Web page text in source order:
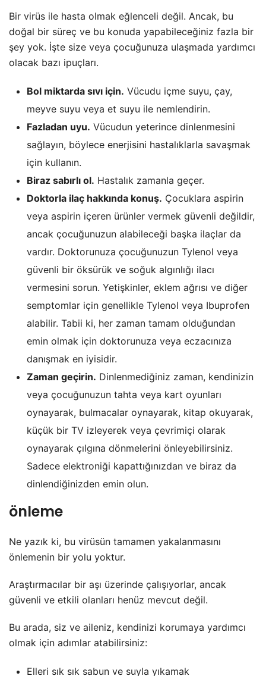
Bir virüs ile hasta olmak eğlenceli değil. Ancak, bu
doğal bir süreç ve bu konuda yapabileceğiniz fazla bir
şey yok. İşte size veya çocuğunuza ulaşmada yardımcı
olacak bazı ipuçları.
Bol miktarda sıvı için. Vücudu içme suyu, çay,
meyve suyu veya et suyu ile nemlendirin.
Fazladan uyu. Vücudun yeterince dinlenmesini
sağlayın, böylece enerjisini hastalıklarla savaşmak
için kullanın.
Biraz sabırlı ol. Hastalık zamanla geçer.
Doktorla ilaç hakkında konuş. Çocuklara aspirin
veya aspirin içeren ürünler vermek güvenli değildir,
ancak çocuğunuzun alabileceği başka ilaçlar da
vardır. Doktorunuza çocuğunuzun Tylenol veya
güvenli bir öksürük ve soğuk algınlığı ilacı
vermesini sorun. Yetişkinler, eklem ağrısı ve diğer
semptomlar için genellikle Tylenol veya Ibuprofen
alabilir. Tabii ki, her zaman tamam olduğundan
emin olmak için doktorunuza veya eczacınıza
danışmak en iyisidir.
Zaman geçirin. Dinlenmediğiniz zaman, kendinizin
veya çocuğunuzun tahta veya kart oyunları
oynayarak, bulmacalar oynayarak, kitap okuyarak,
küçük bir TV izleyerek veya çevrimiçi olarak
oynayarak çılgına dönmelerini önleyebilirsiniz.
Sadece elektroniği kapattığınızdan ve biraz da
dinlendiğinizden emin olun.
önleme
Ne yazık ki, bu virüsün tamamen yakalanmasını
önlemenin bir yolu yoktur.
Araştırmacılar bir aşı üzerinde çalışıyorlar, ancak
güvenli ve etkili olanları henüz mevcut değil.
Bu arada, siz ve aileniz, kendinizi korumaya yardımcı
olmak için adımlar atabilirsiniz:
Elleri sık sık sabun ve suyla yıkamak